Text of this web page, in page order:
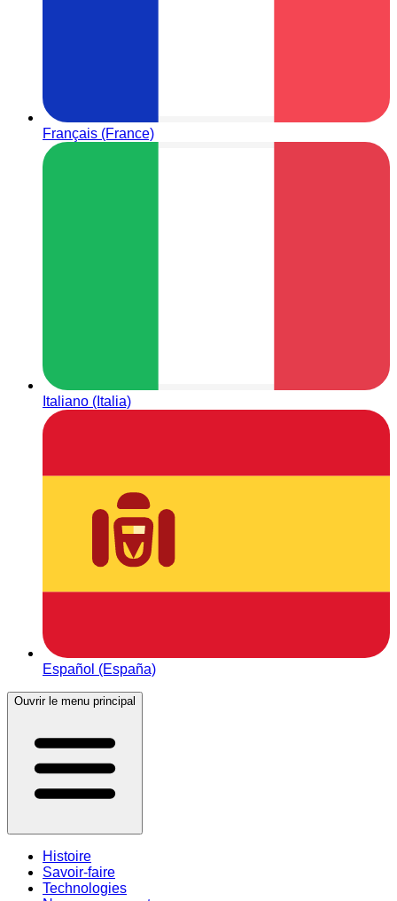
Français (France)
Italiano (Italia)
Español (España)
Ouvrir le menu principal
Histoire
Savoir-faire
Technologies